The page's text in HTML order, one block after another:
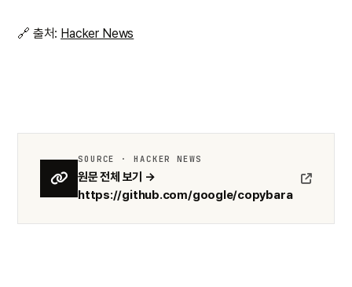
🔗 출처: Hacker News
SOURCE · HACKER NEWS
원문 전체 보기 →
https://github.com/google/copybara